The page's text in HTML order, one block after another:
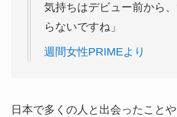
気持ちはデビュー前から
らないですね」
週間女性PRIMEより
日本で多くの人と出会ったこと